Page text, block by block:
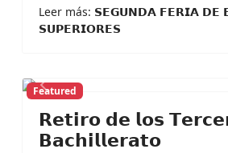
Leer más: 𝗦𝗘𝗚𝗨𝗡𝗗𝗔 𝗙𝗘𝗥𝗜𝗔 𝗗𝗘
𝗦𝗨𝗣𝗘𝗥𝗜𝗢𝗥𝗘𝗦
Previous
Featured
𝗥𝗲𝘁𝗶𝗿𝗼 𝗱𝗲 𝗹𝗼𝘀
𝗕𝗮𝗰𝗵𝗶𝗹𝗹𝗲𝗿𝗮𝘁𝗼